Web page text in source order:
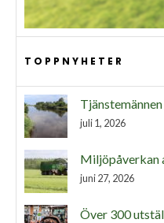
TOPPNYHETER
juli 1, 2026
Miljöpåverkan
juni 27, 2026
Över 300